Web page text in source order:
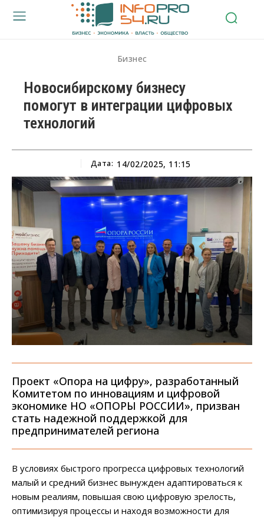
Бизнес
Новосибирскому бизнесу
помогут в интеграции цифровых
технологий
Дата: 14/02/2025, 11:15
Проект «Опора на цифру», разработанный
Комитетом по инновациям и цифровой
экономике НО «ОПОРЫ РОССИИ», призван
стать надежной поддержкой для
предпринимателей региона
В условиях быстрого прогресса цифровых технологий
малый и средний бизнес вынужден адаптироваться к
новым реалиям, повышая свою цифровую зрелость,
оптимизируя процессы и находя возможности для